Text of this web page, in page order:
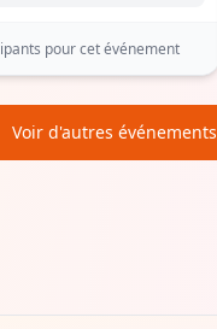
pour cet événement
Voir d'autres événements